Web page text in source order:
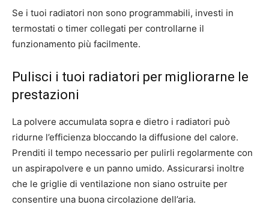
Se i tuoi radiatori non sono programmabili, investi in
termostati o timer collegati per controllarne il
funzionamento più facilmente.
Pulisci i tuoi radiatori per migliorarne le
prestazioni
La polvere accumulata sopra e dietro i radiatori può
ridurne l’efficienza bloccando la diffusione del calore.
Prenditi il ​​tempo necessario per pulirli regolarmente con
un aspirapolvere e un panno umido. Assicurarsi inoltre
che le griglie di ventilazione non siano ostruite per
consentire una buona circolazione dell’aria.